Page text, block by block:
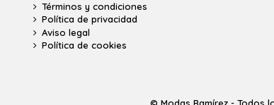
Términos y condiciones
Política de privacidad
Aviso legal
Política de cookies
© Modas Ramírez - Todos